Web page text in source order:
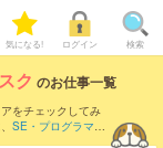
気になる! ログイン 検索
ク のお仕事一覧
をチェックしてみ
SE・プログラマ